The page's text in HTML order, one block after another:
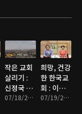
작은 교회
살리기 :
신정국 목
사(남촌교
07/18/2013 • 25분
희망, 건강
한 한국교
회 : 이원
호 목사(소
07/19/2013 • 25분